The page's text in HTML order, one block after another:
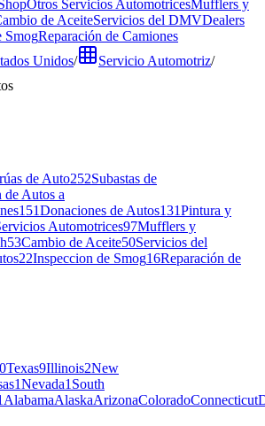
Otros Servicios AutomotricesMufflers y
de AceiteServicios del DMVDealers
SmogReparación de Camiones
Unidos/ Servicio Automotriz/
de Auto252Subastas de
de Autos a
151Donaciones de Autos131Pintura y
Automotrices97Mufflers y
53Cambio de Aceite50Servicios del
22Inspeccion de Smog16Reparación de
Texas9Illinois2New
1Nevada1 South
AlabamaAlaskaArizonaColoradoConnecticut